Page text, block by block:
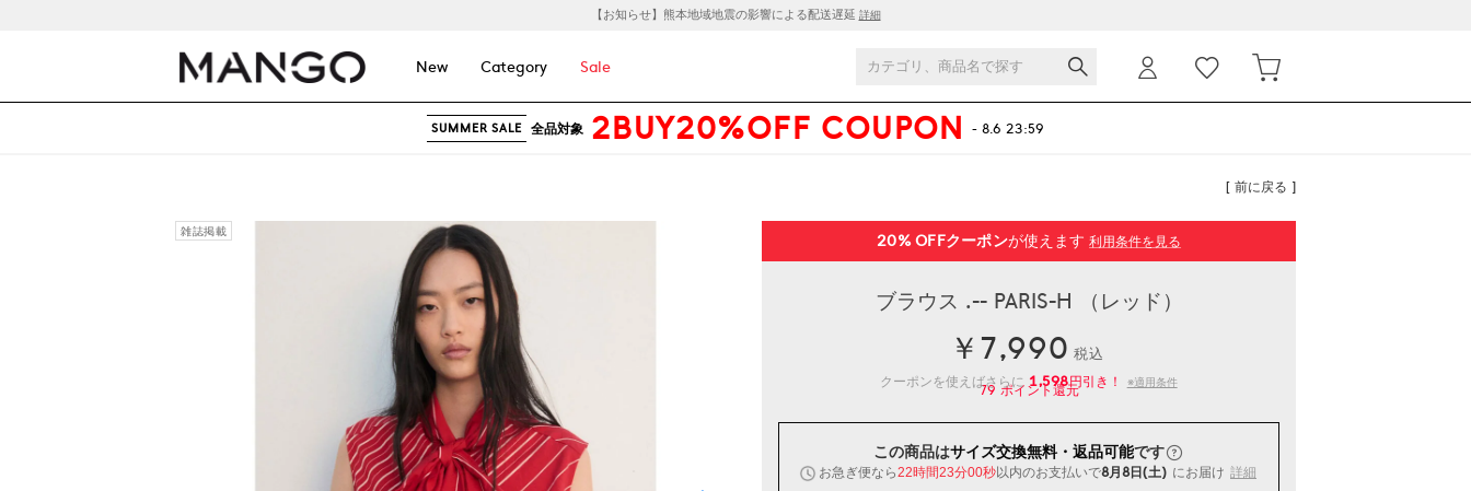
【お知らせ】熊本地域地震の影響による配送遅延 詳細
New Category Sale
SUMMER SALE 全品対象 2BUY20%OFF COUPON - 8.6 23:59
[ 前に戻る ]
雑誌掲載 20% OFFクーポンが使えます 利用条件を見る
ブラウス .-- PARIS-H （レッド）
￥7,990 税込
クーポンを使えばさらに 1,598円引き！ ※適用条件
79 ポイント還元
この商品はサイズ交換無料・返品可能です
お急ぎ便なら22時間22分59秒以内のお支払いで8月8日(土) にお届け 詳細